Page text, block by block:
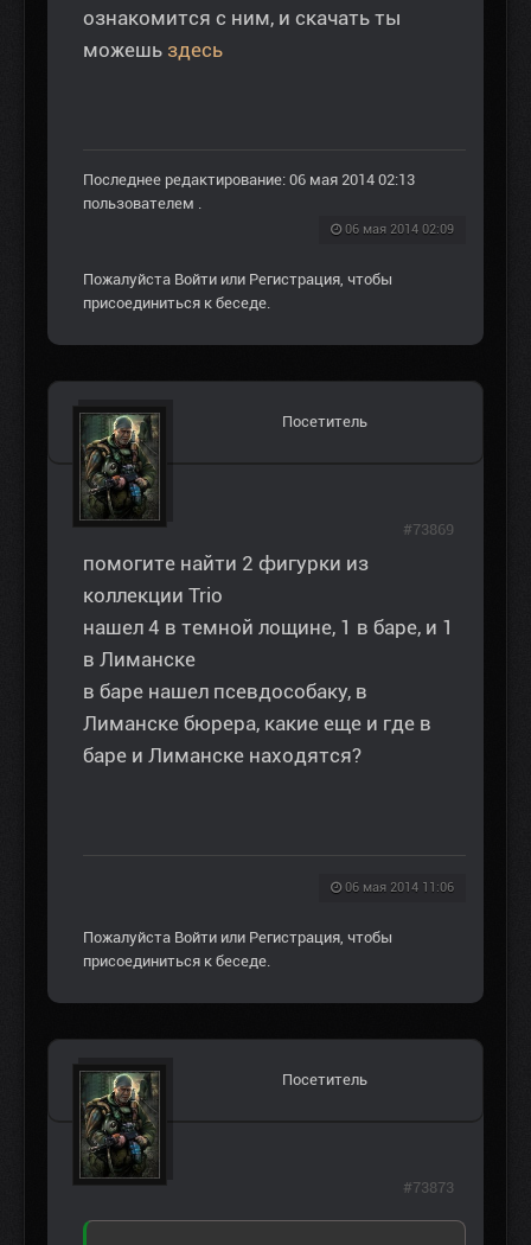
ознакомится с ним, и скачать ты
можешь здесь
Последнее редактирование: 06 мая 2014 02:13
пользователем .
06 мая 2014 02:09
Пожалуйста Войти или Регистрация, чтобы
присоединиться к беседе.
Посетитель
помогите найти 2 фигурки из
коллекции Trio
нашел 4 в темной лощине, 1 в баре, и 1
в Лиманске
в баре нашел псевдособаку, в
Лиманске бюрера, какие еще и где в
баре и Лиманске находятся?
06 мая 2014 11:06
#73869
Пожалуйста Войти или Регистрация, чтобы
присоединиться к беседе.
Посетитель
#73873